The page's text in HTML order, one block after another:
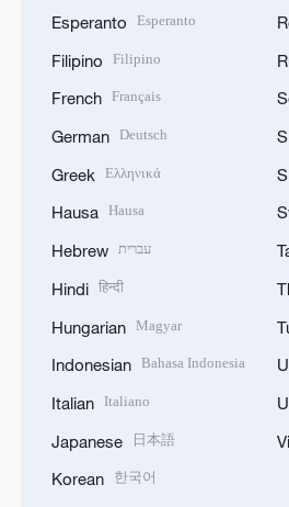
Esperanto Esperanto
Filipino Filipino
French Français
German Deutsch
Greek Ελληνικά
Hausa Hausa
Hebrew עברית
Hindi हिन्दी
Hungarian Magyar
Indonesian Bahasa Indonesia
Italian Italiano
Japanese 日本語
Korean 한국어